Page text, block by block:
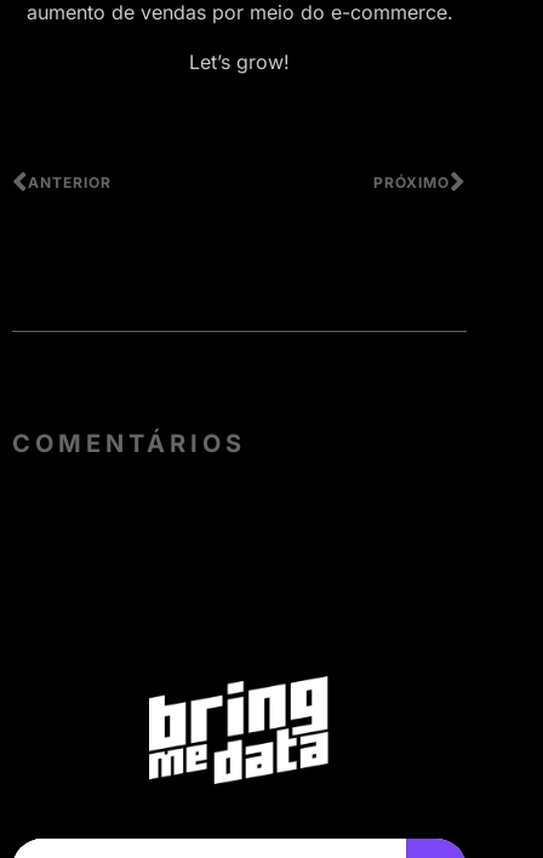
aumento de vendas por meio do e-commerce.
Let’s grow!
ANTERIOR PRÓXIMO
COMENTÁRIOS